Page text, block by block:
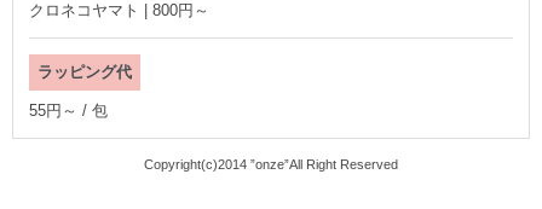
クロネコヤマト | 800円～
ラッピング代
55円～ / 包
Copyright(c)2014 ”onze”All Right Reserved